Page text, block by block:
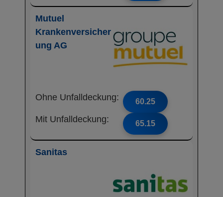
Mutuel
Krankenversicher
ung AG
Ohne Unfalldeckung: 60.25
Mit Unfalldeckung: 65.15
Sanitas